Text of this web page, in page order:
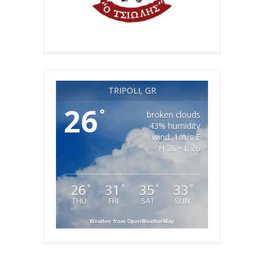
TRIPOLI, GR
26°
broken clouds
43% humidity
wind: 1m/s E
H 26 • L 26
26 °
THU
31 °
FRI
35 °
SAT
33 °
SUN
Weather from OpenWeatherMap